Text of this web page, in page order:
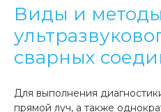
Виды и методы
сварных
Для выполнения
прямой луч, а также